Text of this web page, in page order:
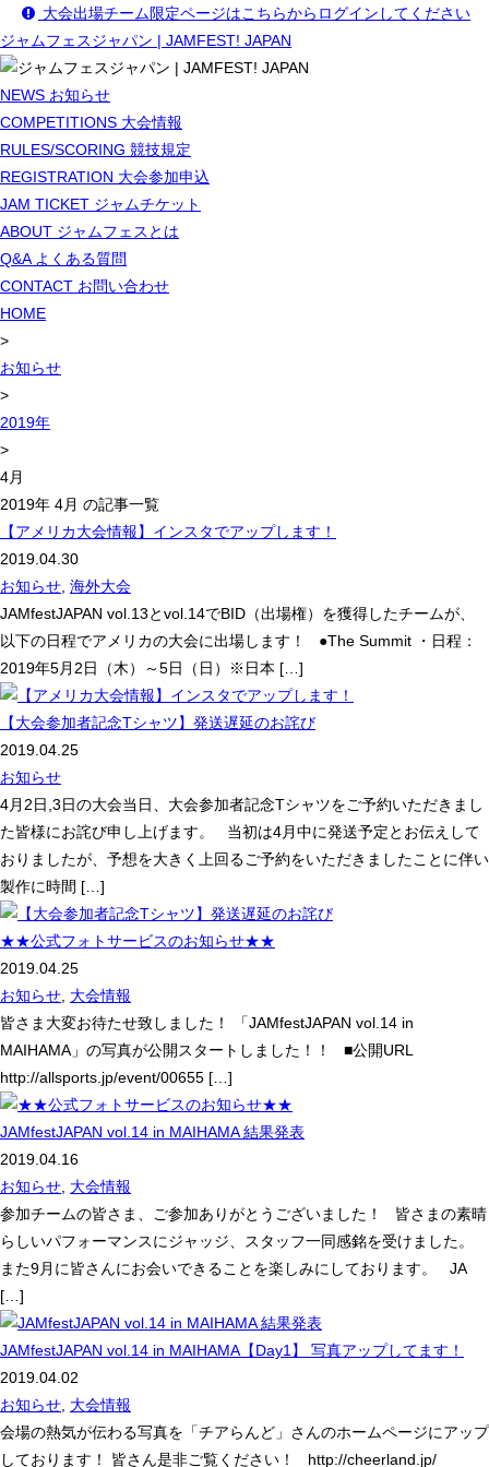
大会出場チーム限定ページはこちらからログインしてください
ジャムフェスジャパン | JAMFEST! JAPAN
NEWS お知らせ
COMPETITIONS 大会情報
RULES/SCORING 競技規定
REGISTRATION 大会参加申込
JAM TICKET ジャムチケット
ABOUT ジャムフェスとは
Q&A よくある質問
CONTACT お問い合わせ
HOME
>
お知らせ
>
2019年
>
4月
2019年 4月 の記事一覧
【アメリカ大会情報】インスタでアップします！
2019.04.30
お知らせ 海外大会
JAMfestJAPAN vol.13とvol.14でBID（出場権）を獲得したチームが、
以下の日程でアメリカの大会に出場します！ ●The Summit ・日程：
2019年5月2日（木）～5日（日）※日本 […]
【大会参加者記念Tシャツ】発送遅延のお詫び
2019.04.25
お知らせ
4月2日,3日の大会当日、大会参加者記念Tシャツをご予約いただきまし
た皆様にお詫び申し上げます。 当初は4月中に発送予定とお伝えして
おりましたが、予想を大きく上回るご予約をいただきましたことに伴い
製作に時間 […]
★★公式フォトサービスのお知らせ★★
2019.04.25
お知らせ 大会情報
皆さま大変お待たせ致しました！ 「JAMfestJAPAN vol.14 in
MAIHAMA」の写真が公開スタートしました！！ ■公開URL
http://allsports.jp/event/00655 […]
JAMfestJAPAN vol.14 in MAIHAMA 結果発表
2019.04.16
お知らせ 大会情報
参加チームの皆さま、ご参加ありがとうございました！ 皆さまの素晴
らしいパフォーマンスにジャッジ、スタッフ一同感銘を受けました。
また9月に皆さんにお会いできることを楽しみにしております。 JA
[…]
JAMfestJAPAN vol.14 in MAIHAMA【Day1】 写真アップしてます！
2019.04.02
お知らせ 大会情報
会場の熱気が伝わる写真を「チアらんど」さんのホームページにアップ
しております！ 皆さん是非ご覧ください！ http://cheerland.jp/